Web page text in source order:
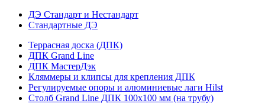
ДЭ Стандарт и Нестандарт
Стандартные ДЭ
Террасная доска (ДПК)
ДПК Grand Line
ДПК МастерДэк
Кляммеры и клипсы для крепления ДПК
Регулируемые опоры и алюминиевые лаги Hilst
Столб Grand Line ДПК 100х100 мм (на трубу)